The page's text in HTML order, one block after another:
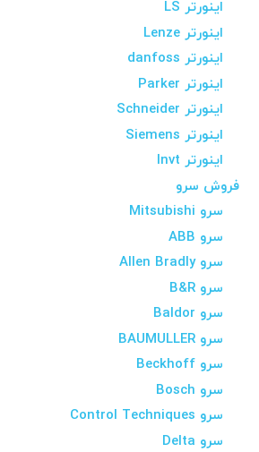
اینورتر LS
اینورتر Lenze
اینورتر danfoss
اینورتر Parker
اینورتر Schneider
اینورتر Siemens
اینورتر Invt
فروش سرو
سرو Mitsubishi
سرو ABB
سرو Allen Bradly
سرو B&R
سرو Baldor
سرو BAUMULLER
سرو Beckhoff
سرو Bosch
سرو Control Techniques
سرو Delta